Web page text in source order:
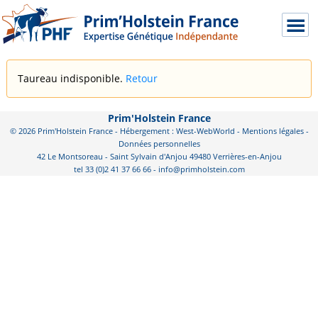
Taureau indisponible. Retour
Prim'Holstein France
© 2026 Prim'Holstein France - Hébergement : West-WebWorld - Mentions légales-
Données personnelles
42 Le Montsoreau - Saint Sylvain d'Anjou 49480 Verrières-en-Anjou
tel 33 (0)2 41 37 66 66 - info@primholstein.com